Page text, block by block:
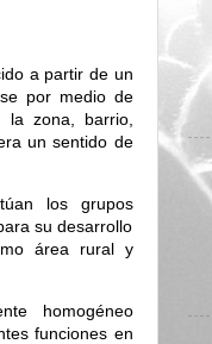
a partir de un
por medio de
la zona, barrio,
un sentido de
los grupos
su desarrollo
área rural y
homogéneo
funciones en